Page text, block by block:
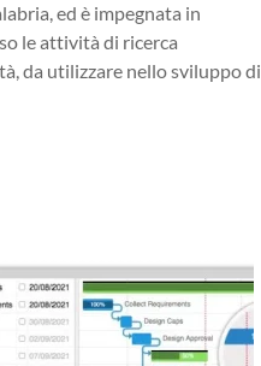
ed è impegnata in
le attività di ricerca
da utilizzare nello sviluppo di